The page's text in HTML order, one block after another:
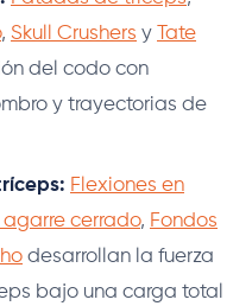
, Skull Crushers y
Tate
del codo con
y trayectorias de
Flexiones en
agarre cerrado, Fondos
desarrollan la fuerza
bajo una carga total